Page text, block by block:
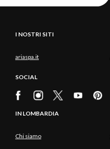
I NOSTRI SITI
ariaspa.it
SOCIAL
IN LOMBARDIA
Chi siamo